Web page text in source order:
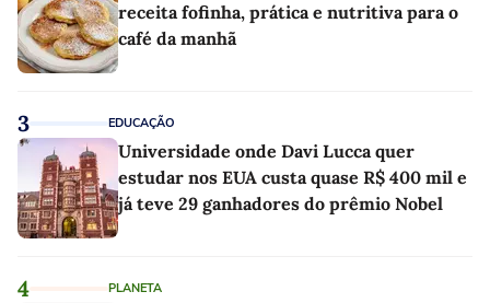
receita fofinha, prática e nutritiva para o
café da manhã
3 EDUCAÇÃO
Universidade onde Davi Lucca quer
estudar nos EUA custa quase R$ 400 mil e
já teve 29 ganhadores do prêmio Nobel
4 PLANETA